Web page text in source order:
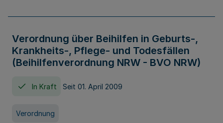
Verordnung über Beihilfen in Geburts-,
Krankheits-, Pflege- und Todesfällen
(Beihilfenverordnung NRW - BVO NRW)
In Kraft Seit 01. April 2009
Verordnung